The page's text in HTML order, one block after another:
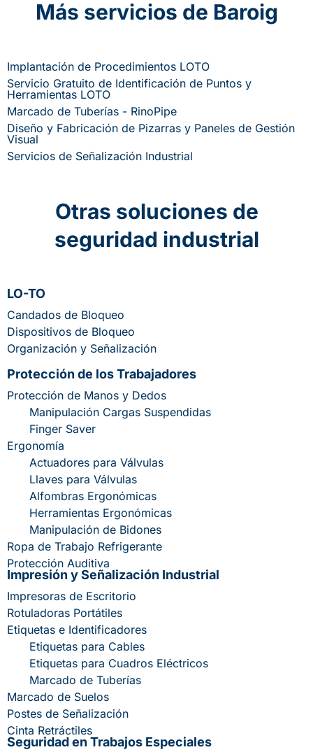
Más servicios de Baroig
Implantación de Procedimientos LOTO
Servicio Gratuito de Identificación de Puntos y
Herramientas LOTO
Marcado de Tuberías - RinoPipe
Diseño y Fabricación de Pizarras y Paneles de Gestión
Visual
Servicios de Señalización Industrial
Otras soluciones de
seguridad industrial
LO-TO
Candados de Bloqueo
Dispositivos de Bloqueo
Organización y Señalización
Protección de los Trabajadores
Protección de Manos y Dedos
Manipulación Cargas Suspendidas
Finger Saver
Ergonomía
Actuadores para Válvulas
Llaves para Válvulas
Alfombras Ergonómicas
Herramientas Ergonómicas
Manipulación de Bidones
Ropa de Trabajo Refrigerante
Protección Auditiva
Impresión y Señalización Industrial
Impresoras de Escritorio
Rotuladoras Portátiles
Etiquetas e Identificadores
Etiquetas para Cables
Etiquetas para Cuadros Eléctricos
Marcado de Tuberías
Marcado de Suelos
Postes de Señalización
Cinta Retráctiles
Seguridad en Trabajos Especiales